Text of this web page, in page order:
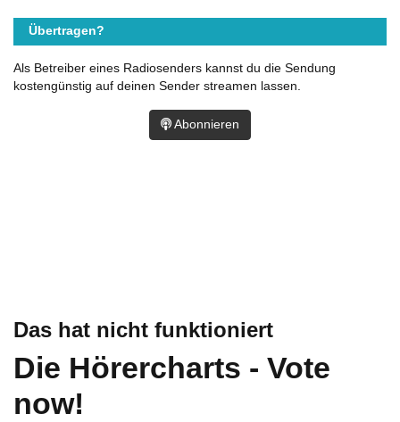
Das hat nicht funktioniert
Die Hörercharts - Vote
now!
Übertragen?
Als Betreiber eines Radiosenders kannst du die Sendung
kostengünstig auf deinen Sender streamen lassen.
Abonnieren